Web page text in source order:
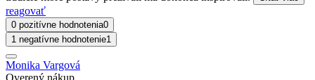
reagovať
0 pozitívne hodnotenia0
1 negatívne hodnotenie1
Monika Vargová